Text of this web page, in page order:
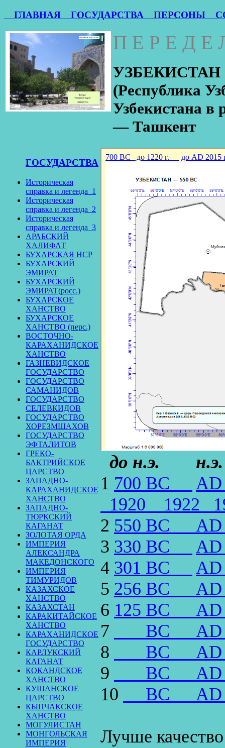
ГЛАВНАЯ ГОСУДАРСТВА ПЕРСОНЫ
П Е Р Е Д
УЗБЕКИСТАН
(Республика
Узбекистана в
— Ташкент
ГОСУДАРСТВА
Историческая
справка и легенда_1
Историческая
справка и легенда_2
Историческая
справка и легенда_3
АРАБСКИЙ
ХАЛИФАТ
БУХАРСКАЯ НСР
БУХАРСКИЙ
ЭМИРАТ
БУХАРСКИЙ
ЭМИРАТ(росс.)
БУХАРСКОЕ
ХАНСТВО
БУХАРСКОЕ
ХАНСТВО (перс.)
ВОСТОЧНО-
КАРАХАНИДСКОЕ
ХАНСТВО
ГАЗНЕВИДСКОЕ
ГОСУДАРСТВО
ГОСУДАРСТВО
САМАНИДОВ
ГОСУДАРСТВО
СЕЛЕВКИДОВ
ГОСУДАРСТВО
ХОРЕЗМШАХОВ
ГОСУДАРСТВО
ЭФТАЛИТОВ
ГРЕКО-
БАКТРИЙСКОЕ
ЦАРСТВО
ЗАПАДНО-
КАРАХАНИДСКОЕ
ХАНСТВО
ЗАПАДНО-
ТЮРКСКИЙ
КАГАНАТ
ЗОЛОТАЯ ОРДА
ИМПЕРИЯ
АЛЕКСАНДРА
МАКЕДОНСКОГО
ИМПЕРИЯ
ТИМУРИДОВ
КАЗАХСКОЕ
ХАНСТВО
КАЗАХСТАН
КАРАКИТАЙСКОЕ
ХАНСТВО
КАРАХАНИДСКОЕ
ГОСУДАРСТВО
КАРЛУКСКИЙ
КАГАНАТ
КОКАНДСКОЕ
ХАНСТВО
КУШАНСКОЕ
ЦАРСТВО
КЫПЧАКСКОЕ
ХАНСТВО
МОГУЛИСТАН
МОНГОЛЬСКАЯ
ИМПЕРИЯ
до н.э.
1 700 BC
1920 1922
2 550 BC
3 330 BC
4 301 BC
5 256 BC
6 125 BC
7
BC
8
BC
9
BC
10
BC
Лучше